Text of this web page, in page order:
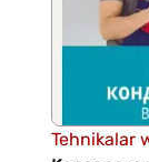
Tehnikalar